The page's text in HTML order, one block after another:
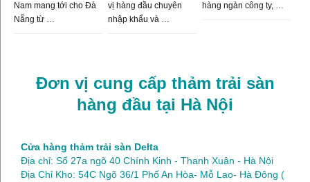
Nam mang tới cho Đà
Nẵng từ …
vị hàng đầu chuyên
nhập khẩu và …
hàng ngàn công ty, …
Đơn vị cung cấp thảm trải sàn
hàng đầu tại Hà Nội
Cửa hàng thảm trải sàn Delta
Địa chỉ: Số 27a ngõ 40 Chính Kinh - Thanh Xuân - Hà Nội
Địa Chỉ Kho: 54C Ngõ 36/1 Phố An Hòa- Mỗ Lao- Hà Đông (